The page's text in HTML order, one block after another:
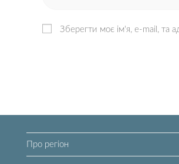
Зберегти моє ім'я, e-mail, та
Про регіон